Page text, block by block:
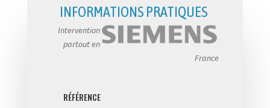
INFORMATIONS PRATIQUES
Intervention
partout en
France
RÉFÉRENCE